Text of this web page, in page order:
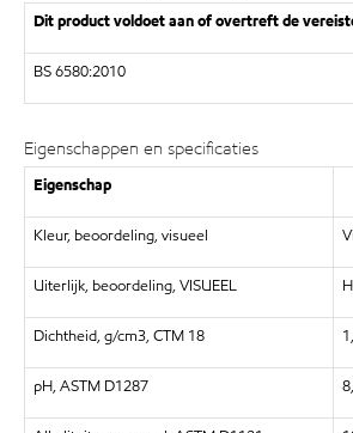
Dit product voldoet aan of overtreft de
BS 6580:2010
Eigenschappen en specificaties
Eigenschap
Kleur, beoordeling, visueel
Uiterlijk, beoordeling, VISUEEL
Dichtheid, g/cm3, CTM 18
pH, ASTM D1287